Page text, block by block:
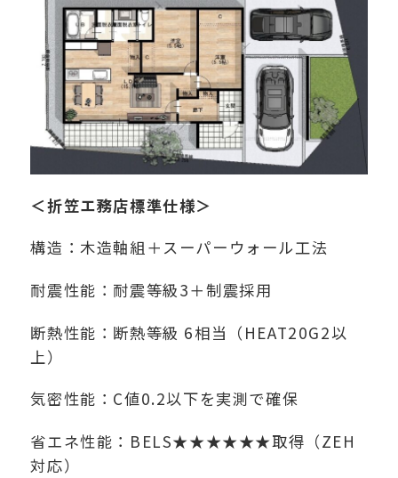
＜折笠エ務店標準仕様＞
構造：木造軸組＋スーパーウォール工法
耐震性能：耐震等級3＋制震採用
断熱性能：断熱等級 6相当（HEAT20G2以
上）
気密性能：C値0.2以下を実測で確保
省エネ性能：BELS★★★★★★取得（ZEH
対応）